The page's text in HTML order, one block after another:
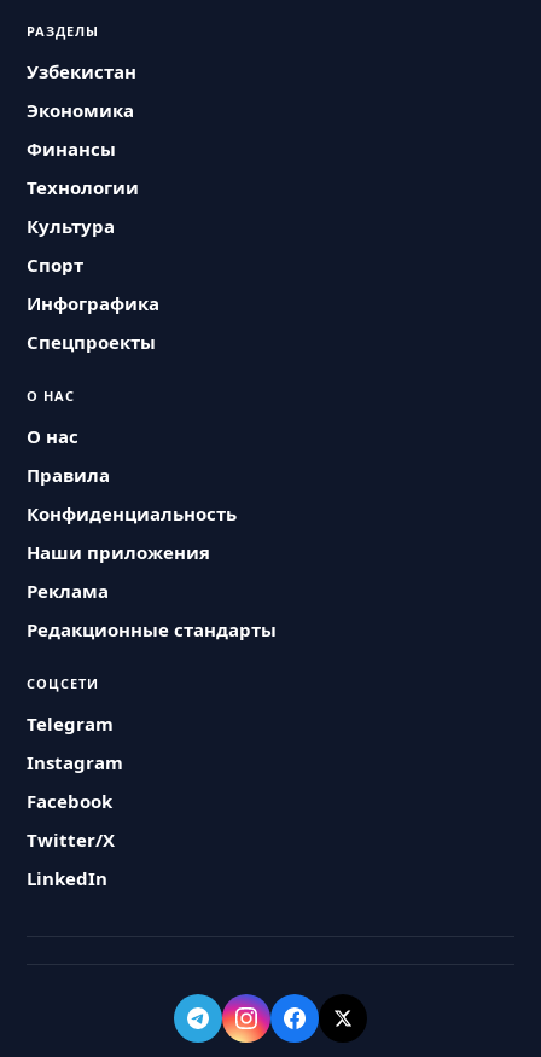
РАЗДЕЛЫ
Узбекистан
Экономика
Финансы
Технологии
Культура
Спорт
Инфографика
Спецпроекты
О НАС
О нас
Правила
Конфиденциальность
Наши приложения
Реклама
Редакционные стандарты
СОЦСЕТИ
Telegram
Instagram
Facebook
Twitter/X
LinkedIn